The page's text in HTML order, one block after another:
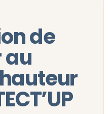
de
au